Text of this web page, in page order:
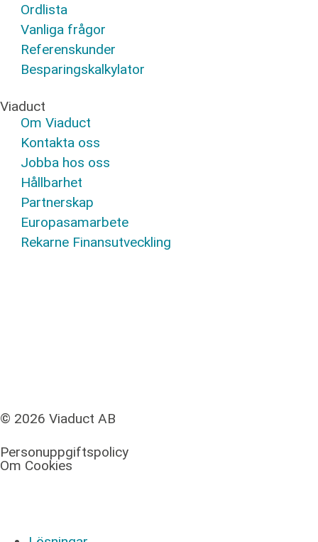
Ordlista
Vanliga frågor
Referenskunder
Besparingskalkylator
Viaduct
Om Viaduct
Kontakta oss
Jobba hos oss
Hållbarhet
Partnerskap
Europasamarbete
Rekarne Finansutveckling
© 2026 Viaduct AB
Personuppgiftspolicy
Om Cookies